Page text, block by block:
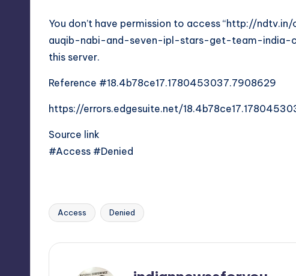
You don’t have permission to access “http://
auqib-nabi-and-seven-ipl-stars-get-team-india-
this server.
Reference #18.4b78ce17.1780453037.7908629
https://errors.edgesuite.net/
Source link
#Access #Denied
Tags:
Access Denied